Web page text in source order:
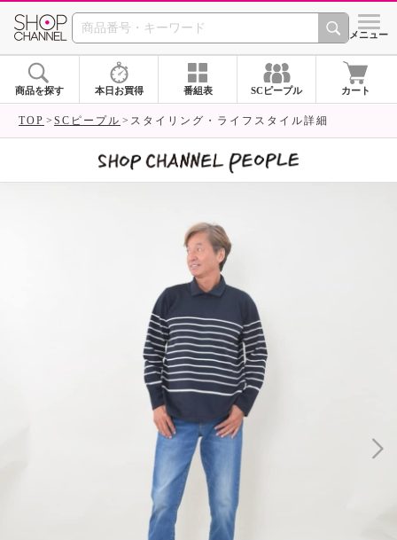
SHOP CHANNEL シメニュー
商品を探す 本日お買得 番組表 SCピープル カート
TOP SCピープル スタイリング・ライフスタイル詳細